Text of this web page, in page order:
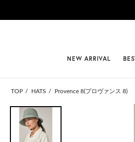
NEW ARRIVAL
TOP HATS Provence 8(プロヴァンス 8)